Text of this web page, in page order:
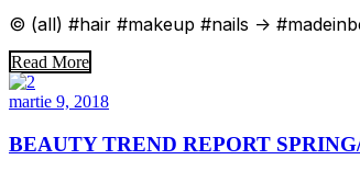
© (all) #hair #makeup #nails ->
Read More
martie 9, 2018
BEAUTY TREND REPORT